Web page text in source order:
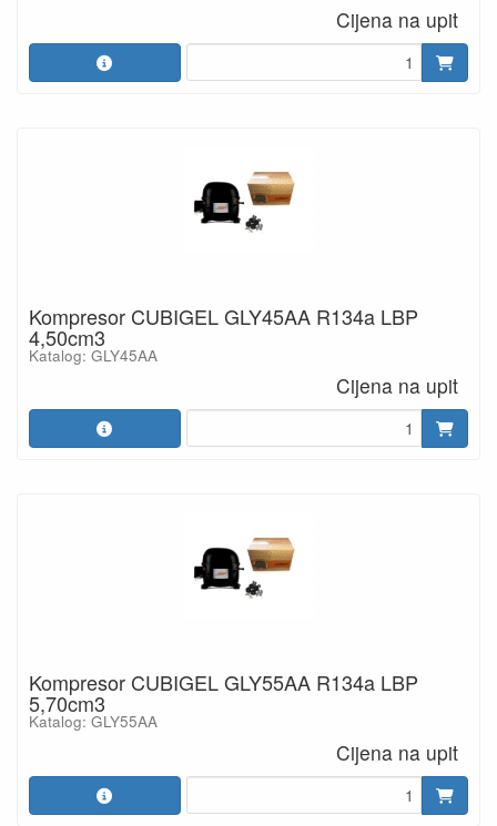
Cijena na upit
Kompresor CUBIGEL GLY45AA R134a LBP
4,50cm3
Katalog: GLY45AA
Cijena na upit
Kompresor CUBIGEL GLY55AA R134a LBP
5,70cm3
Katalog: GLY55AA
Cijena na upit